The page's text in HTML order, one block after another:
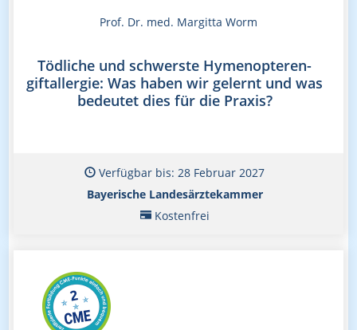
Prof. Dr. med. Margitta Worm
Tödliche und schwerste Hymenopteren-
giftallergie: Was haben wir gelernt und was
bedeutet dies für die Praxis?
Verfügbar bis: 28 Februar 2027
Bayerische Landesärztekammer
Kostenfrei